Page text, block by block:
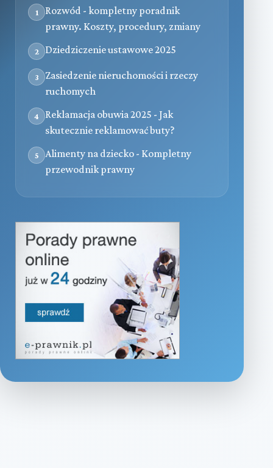
1
Rozwód - kompletny poradnik
prawny. Koszty, procedury, zmiany
2 Dziedziczenie ustawowe 2025
3
Zasiedzenie nieruchomości i rzeczy
ruchomych
4
Reklamacja obuwia 2025 - Jak
skutecznie reklamować buty?
5
Alimenty na dziecko - Kompletny
przewodnik prawny